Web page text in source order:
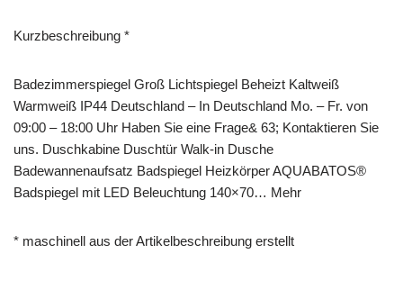
Kurzbeschreibung *
Badezimmerspiegel Groß Lichtspiegel Beheizt Kaltweiß
Warmweiß IP44 Deutschland – In Deutschland Mo. – Fr. von
09:00 – 18:00 Uhr Haben Sie eine Frage& 63; Kontaktieren Sie
uns. Duschkabine Duschtür Walk-in Dusche
Badewannenaufsatz Badspiegel Heizkörper AQUABATOS®
Badspiegel mit LED Beleuchtung 140×70… Mehr
* maschinell aus der Artikelbeschreibung erstellt